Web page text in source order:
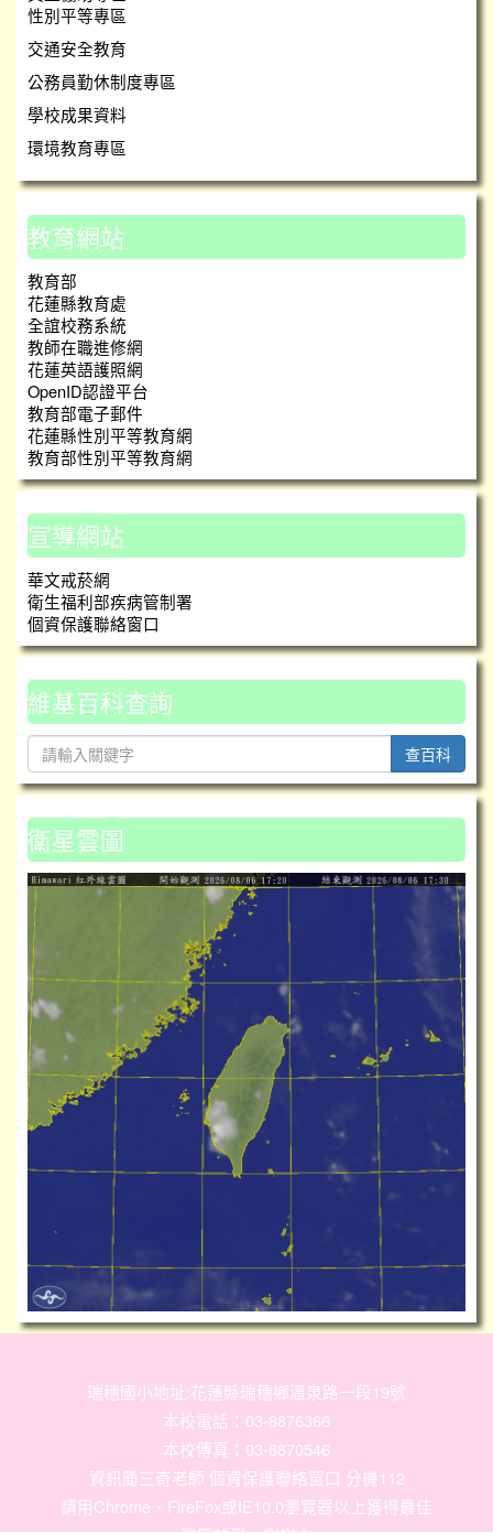
性別平等專區
交通安全教育
公務員勤休制度專區
學校成果資料
環境教育專區
教育網站
教育部
花蓮縣教育處
全誼校務系統
教師在職進修網
花蓮英語護照網
OpenID認證平台
教育部電子郵件
花蓮縣性別平等教育網
教育部性別平等教育網
宣導網站
華文戒菸網
衛生福利部疾病管制署
個資保護聯絡窗口
維基百科查詢
查百科
衛星雲圖
瑞穗國小地址:花蓮縣瑞穗鄉溫泉路一段19號
本校電話：03-8876366
本校傳真：03-8870546
資訊簡三奇老師 個資保護聯絡窗口 分機112
請用Chrome 、 FireFox或IE10.0瀏覽器以上獲得最佳